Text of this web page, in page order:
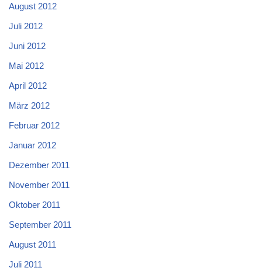
August 2012
Juli 2012
Juni 2012
Mai 2012
April 2012
März 2012
Februar 2012
Januar 2012
Dezember 2011
November 2011
Oktober 2011
September 2011
August 2011
Juli 2011